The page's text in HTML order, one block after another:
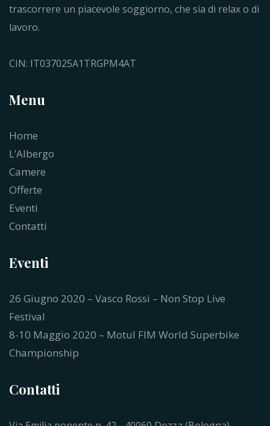
trascorrere un piacevole soggiorno, che sia di relax o di
lavoro.
CIN: IT037025A1TRGPM4AT
Menu
Home
L’Albergo
Camere
Offerte
Eventi
Contatti
Eventi
26 Giugno 2020 – Vasco Rossi – Non Stop Live
Festival
8-10 Maggio 2020 – Motul FIM World Superbike
Championship
Contatti